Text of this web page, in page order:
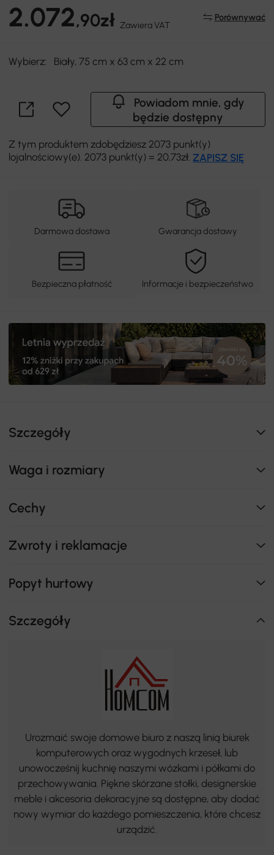
2.072,90zł Zawiera VAT
Porównywać
Wybierz: Biały, 75 cm x 63 cm x 22 cm
Powiadom mnie, gdy
będzie dostępny
Z tym produktem zdobędziesz 2073 punkt(y)
lojalnościowy(e). 2073 punkt(y) = 20,73zł.ZAPISZ SIĘ
Darmowa dostawa Gwarancja dostawy
Bezpieczna płatność Informacje i bezpieczeństwo
Szczegóły
Waga i rozmiary
Cechy
Zwroty i reklamacje
Popyt hurtowy
Szczegóły
Urozmaić swoje domowe biuro z naszą linią biurek
komputerowych oraz wygodnych krzeseł, lub
unowocześnij kuchnię naszymi wózkami i półkami do
przechowywania. Piękne skórzane stołki, designerskie
meble i akcesoria dekoracyjne są dostępne, aby dodać
nowy wymiar do każdego pomieszczenia, które chcesz
urządzić.